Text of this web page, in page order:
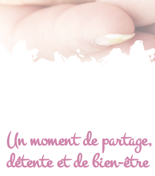
Un moment de
détente et de bien-être